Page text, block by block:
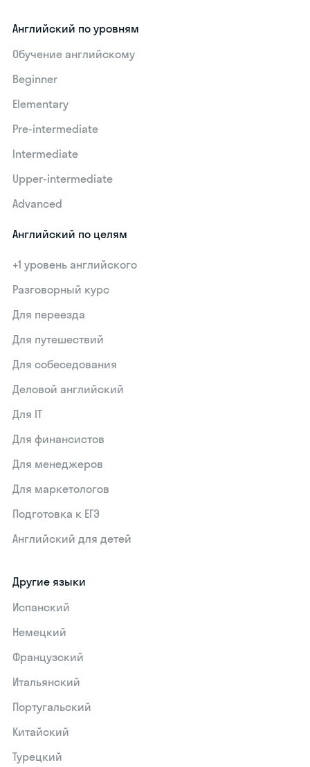
Английский по уровням
Обучение английскому
Beginner
Elementary
Pre-intermediate
Intermediate
Upper-intermediate
Advanced
Английский по целям
+1 уровень английского
Разговорный курс
Для переезда
Для путешествий
Для собеседования
Деловой английский
Для IT
Для финансистов
Для менеджеров
Для маркетологов
Подготовка к ЕГЭ
Английский для детей
Другие языки
Испанский
Немецкий
Французский
Итальянский
Португальский
Китайский
Турецкий